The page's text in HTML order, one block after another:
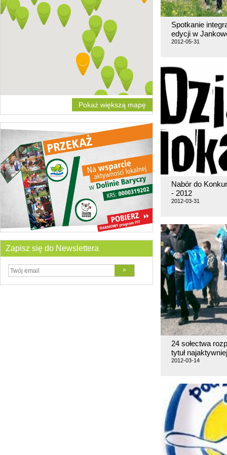
Pokaż większą mapę
Zapisz się do Newslettera
Spotkanie
edycji w
2012-05-31
Nabór do
- 2012
2012-03-31
24 sołectwa
tytuł
2012-03-14